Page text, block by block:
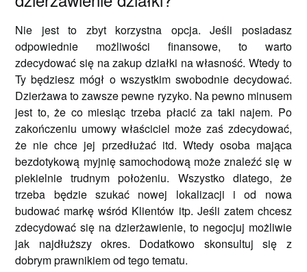
Nie jest to zbyt korzystna opcja. Jeśli posiadasz
odpowiednie możliwości finansowe, to warto
zdecydować się na zakup działki na własność. Wtedy to
Ty będziesz mógł o wszystkim swobodnie decydować.
Dzierżawa to zawsze pewne ryzyko. Na pewno minusem
jest to, że co miesiąc trzeba płacić za taki najem. Po
zakończeniu umowy właściciel może zaś zdecydować,
że nie chce jej przedłużać itd. Wtedy osoba mająca
bezdotykową myjnię samochodową może znaleźć się w
piekielnie trudnym położeniu. Wszystko dlatego, że
trzeba będzie szukać nowej lokalizacji i od nowa
budować markę wśród Klientów itp. Jeśli zatem chcesz
zdecydować się na dzierżawienie, to negocjuj możliwie
jak najdłuższy okres. Dodatkowo skonsultuj się z
dobrym prawnikiem od tego tematu.